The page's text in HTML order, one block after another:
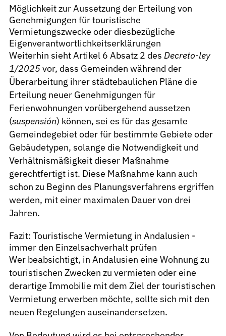
Möglichkeit zur Aussetzung der Erteilung von
Genehmigungen für touristische
Vermietungszwecke oder diesbezügliche
Eigenverantwortlichkeitserklärungen
Weiterhin sieht Artikel 6 Absatz 2 des Decreto-ley
1/2025vor, dass Gemeinden während der
Überarbeitung ihrer städtebaulichen Pläne die
Erteilung neuer Genehmigungen für
Ferienwohnungen vorübergehend aussetzen
(suspensión) können, sei es für das gesamte
Gemeindegebiet oder für bestimmte Gebiete oder
Gebäudetypen, solange die Notwendigkeit und
Verhältnismäßigkeit dieser Maßnahme
gerechtfertigt ist. Diese Maßnahme kann auch
schon zu Beginn des Planungsverfahrens ergriffen
werden, mit einer maximalen Dauer von drei
Jahren.
Fazit: Touristische Vermietung in Andalusien -
immer den Einzelsachverhalt prüfen
Wer beabsichtigt, in Andalusien eine Wohnung zu
touristischen Zwecken zu vermieten oder eine
derartige Immobilie mit dem Ziel der touristischen
Vermietung erwerben möchte, sollte sich mit den
neuen Regelungen auseinandersetzen.